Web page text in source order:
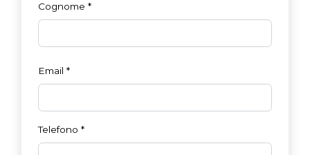
Cognome *
Email *
Telefono *